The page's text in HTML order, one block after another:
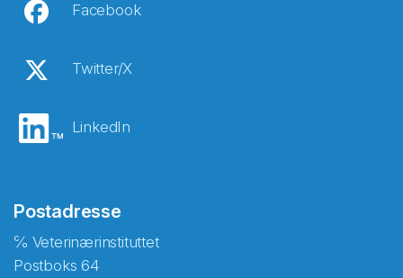
Facebook
Twitter/X
LinkedIn
Postadresse
℅ Veterinærinstituttet
Postboks 64